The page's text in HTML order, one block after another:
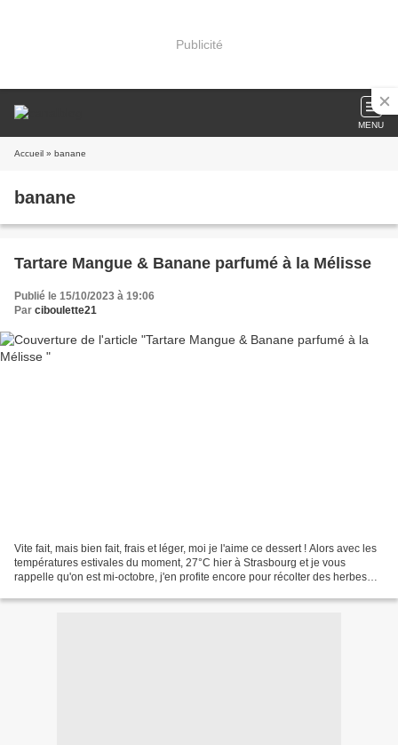
Publicité
MENU
Accueil » banane
banane
Tartare Mangue & Banane parfumé à la Mélisse
Publié le 15/10/2023 à 19:06
Par ciboulette21
Vite fait, mais bien fait, frais et léger, moi je l'aime ce dessert ! Alors avec les
températures estivales du moment, 27°C hier à Strasbourg et je vous
rappelle qu'on est mi-octobre, j'en profite encore pour récolter des herbes